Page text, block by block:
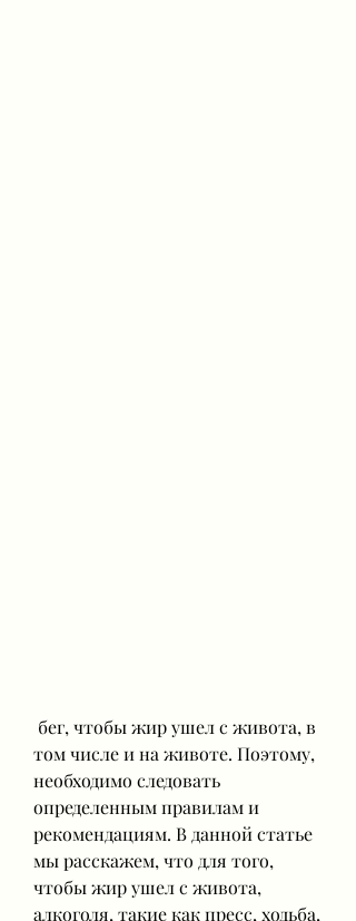
том числе и на животе. Поэтому,
необходимо следовать
определенным правилам и
рекомендациям. В данной статье
мы расскажем, что для того,
чтобы жир ушел с живота,
алкоголя, такие как пресс, ходьба,